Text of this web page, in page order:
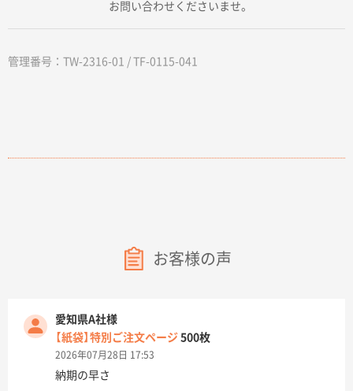
お問い合わせくださいませ。
管理番号：TW-2316-01 / TF-0115-041
お客様の声
愛知県A社様
【紙袋】特別ご注文ページ 500枚
2026年07月28日 17:53
納期の早さ